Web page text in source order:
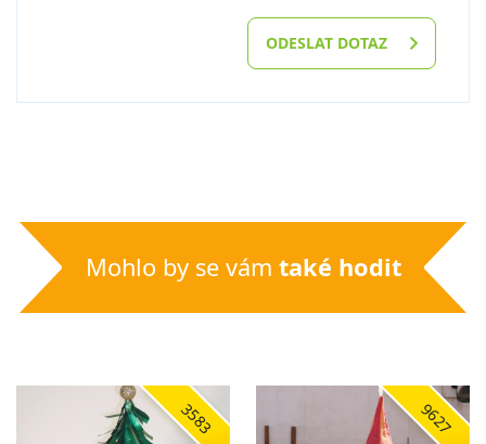
ODESLAT DOTAZ
Mohlo by se vám také hodit
3583 9627